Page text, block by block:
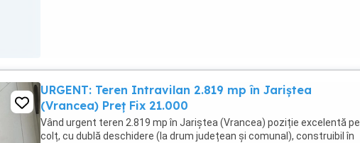
URGENT: Teren Intravilan 2.819 mp în Jariștea
(Vrancea) Preț Fix 21.000
Vând urgent teren 2.819 mp în Jariștea (Vrancea) poziție excelentă pe
colț, cu dublă deschidere (la drum județean și comunal), construibil în